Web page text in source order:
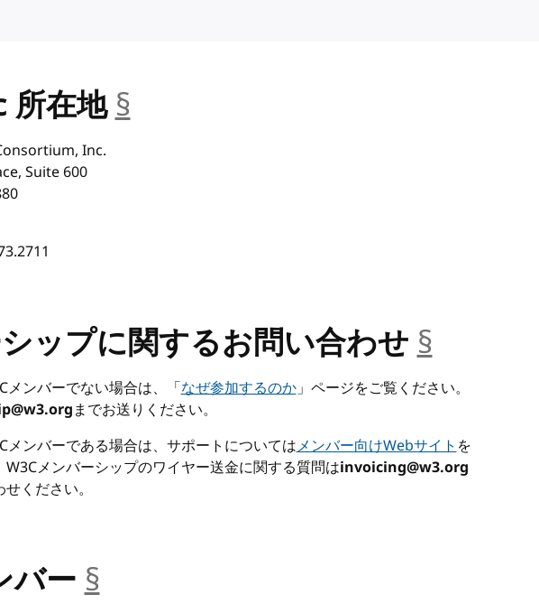
所在地§__anchor
Inc.
Suite 600
ップに関するお問い合わせ§__anchor
メンバーでない場合は、「なぜ参加するのか」ページをご覧ください。
までお送りください。
メンバーである場合は、サポートについてはメンバー向けWebサイトを
メンバーシップのワイヤー送金に関する質問はinvoicing@w3.org
ください。
バー§__anchor